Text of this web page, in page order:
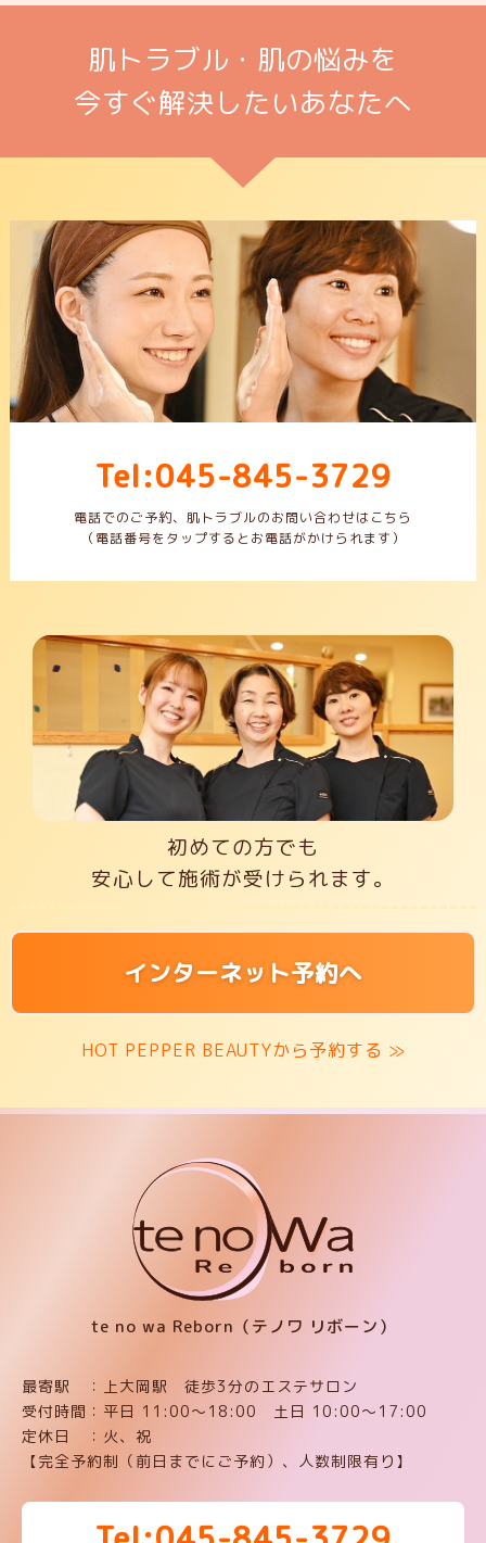
肌トラブル・肌の悩みを
今すぐ解決したいあなたへ
Tel:045-845-3729
電話でのご予約、肌トラブルのお問い合わせはこちら
（電話番号をタップするとお電話がかけられます）
初めての方でも
安心して施術が受けられます。
インターネット予約へ
HOT PEPPER BEAUTYから予約する ≫
te no wa Reborn（テノワ リボーン）
最寄駅 ：上大岡駅 徒歩3分のエステサロン
受付時間：平日 11:00〜18:00 土日 10:00〜17:00
定休日 ：火、祝
【完全予約制（前日までにご予約）、人数制限有り】